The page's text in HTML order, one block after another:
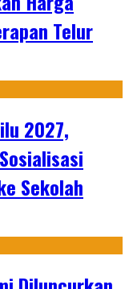
Telur
2027,
Sekolah